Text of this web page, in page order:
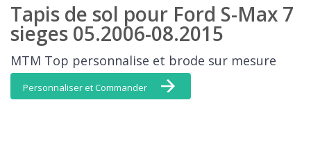
Tapis de sol pour Ford S-Max 7
sieges 05.2006-08.2015
MTM Top personnalise et brode sur mesure
Personnaliser et Commander